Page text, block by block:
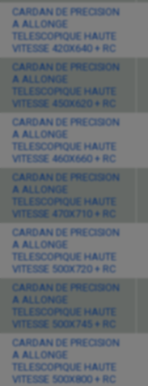
CARDAN DE PRECISION
A ALLONGE
TELESCOPIQUE HAUTE
VITESSE 420X640 + RC
CARDAN DE PRECISION
A ALLONGE
TELESCOPIQUE HAUTE
VITESSE 450X620 + RC
CARDAN DE PRECISION
A ALLONGE
TELESCOPIQUE HAUTE
VITESSE 460X660 + RC
CARDAN DE PRECISION
A ALLONGE
TELESCOPIQUE HAUTE
VITESSE 470X710 + RC
CARDAN DE PRECISION
A ALLONGE
TELESCOPIQUE HAUTE
VITESSE 500X720 + RC
CARDAN DE PRECISION
A ALLONGE
TELESCOPIQUE HAUTE
VITESSE 500X745 + RC
CARDAN DE PRECISION
A ALLONGE
TELESCOPIQUE HAUTE
VITESSE 500X800 + RC